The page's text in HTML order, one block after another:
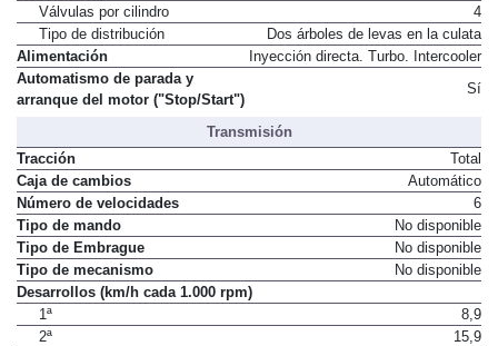
Válvulas por cilindro
4
Tipo de distribución
Dos árboles de levas en la culata
Alimentación
Inyección directa. Turbo. Intercooler
Automatismo de parada y
arranque del motor ("Stop/Start")
Sí
Transmisión
Tracción
Total
Caja de cambios
Automático
Número de velocidades
6
Tipo de mando
No disponible
Tipo de Embrague
No disponible
Tipo de mecanismo
No disponible
Desarrollos (km/h cada 1.000 rpm)
1ª
8,9
2ª
15,9